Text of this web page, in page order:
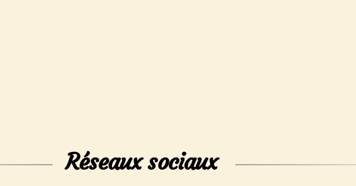
Réseaux sociaux